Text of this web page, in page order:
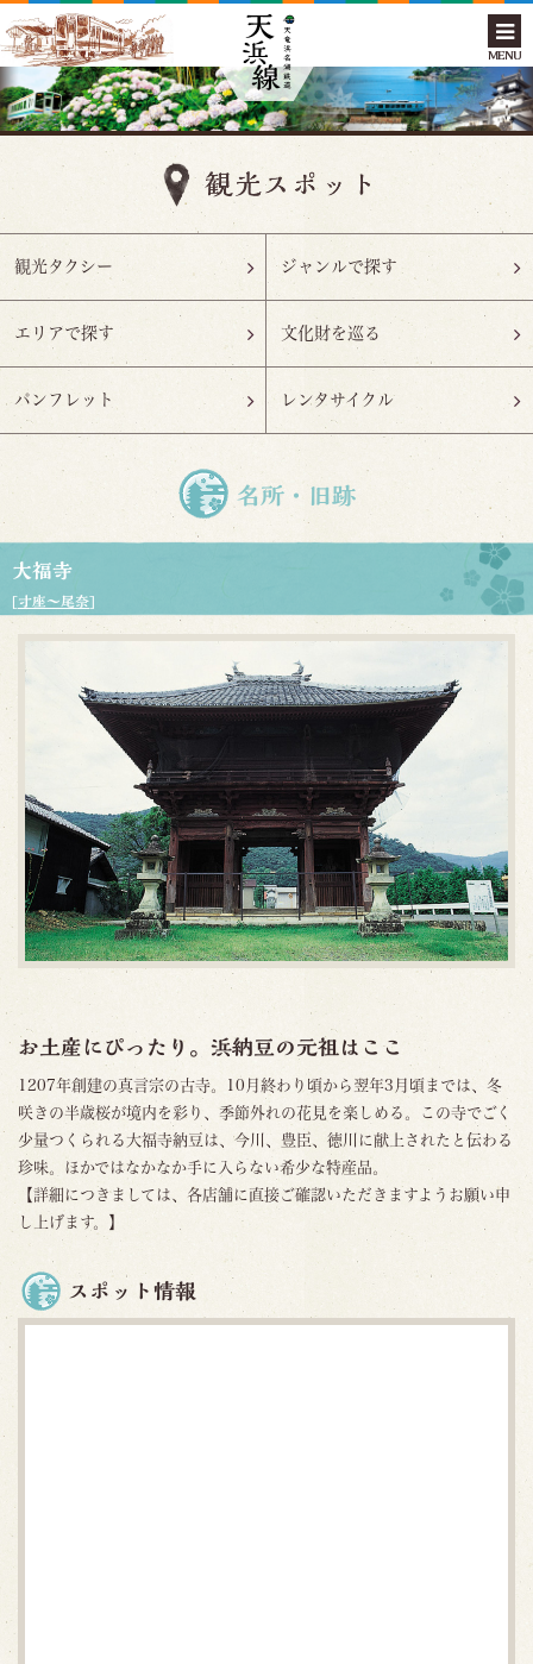
MENU
観光タクシー ジャンルで探す
エリアで探す 文化財を巡る
パンフレット レンタサイクル
名所・旧跡
大福寺
[寸座～尾奈]
お土産にぴったり。浜納豆の元祖はここ
1207年創建の真言宗の古寺。10月終わり頃から翌年3月頃までは、冬
咲きの半歳桜が境内を彩り、季節外れの花見を楽しめる。この寺でごく
少量つくられる大福寺納豆は、今川、豊臣、徳川に献上されたと伝わる
珍味。ほかではなかなか手に入らない希少な特産品。
【詳細につきましては、各店舗に直接ご確認いただきますようお願い申
し上げます。】
スポット情報